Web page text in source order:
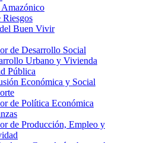
Riesgos
Buen Vivir
de Desarrollo Social
Urbano y Vivienda
Pública
Económica y Social
de Política Económica
de Producción, Empleo y